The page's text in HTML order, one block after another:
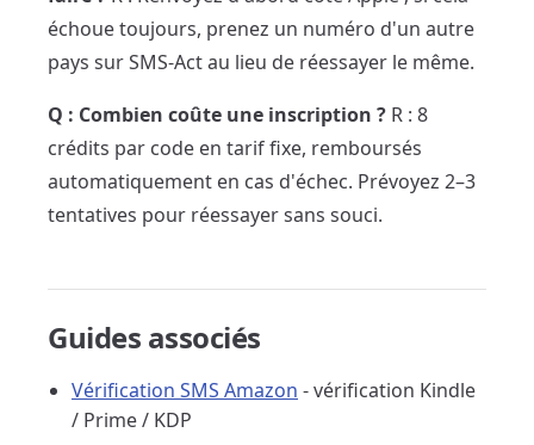
échoue toujours, prenez un numéro d'un autre
pays sur SMS-Act au lieu de réessayer le même.
Q : Combien coûte une inscription ? R : 8
crédits par code en tarif fixe, remboursés
automatiquement en cas d'échec. Prévoyez 2–3
tentatives pour réessayer sans souci.
Guides associés
Vérification SMS Amazon - vérification Kindle
/ Prime / KDP